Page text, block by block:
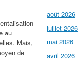
au
Mais,
de
août 2026
juillet 2026
mai 2026
avril 2026